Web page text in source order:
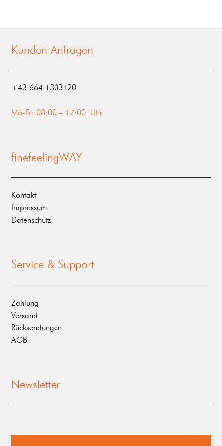
Kunden Anfragen
‭+43 664 1303120‬
Mo-Fr: 08:00 – 17:00 Uhr
finefeelingWAY
Kontakt
Impressum
Datenschutz
Service & Support
Zahlung
Versand
Rücksendungen
AGB
Newsletter